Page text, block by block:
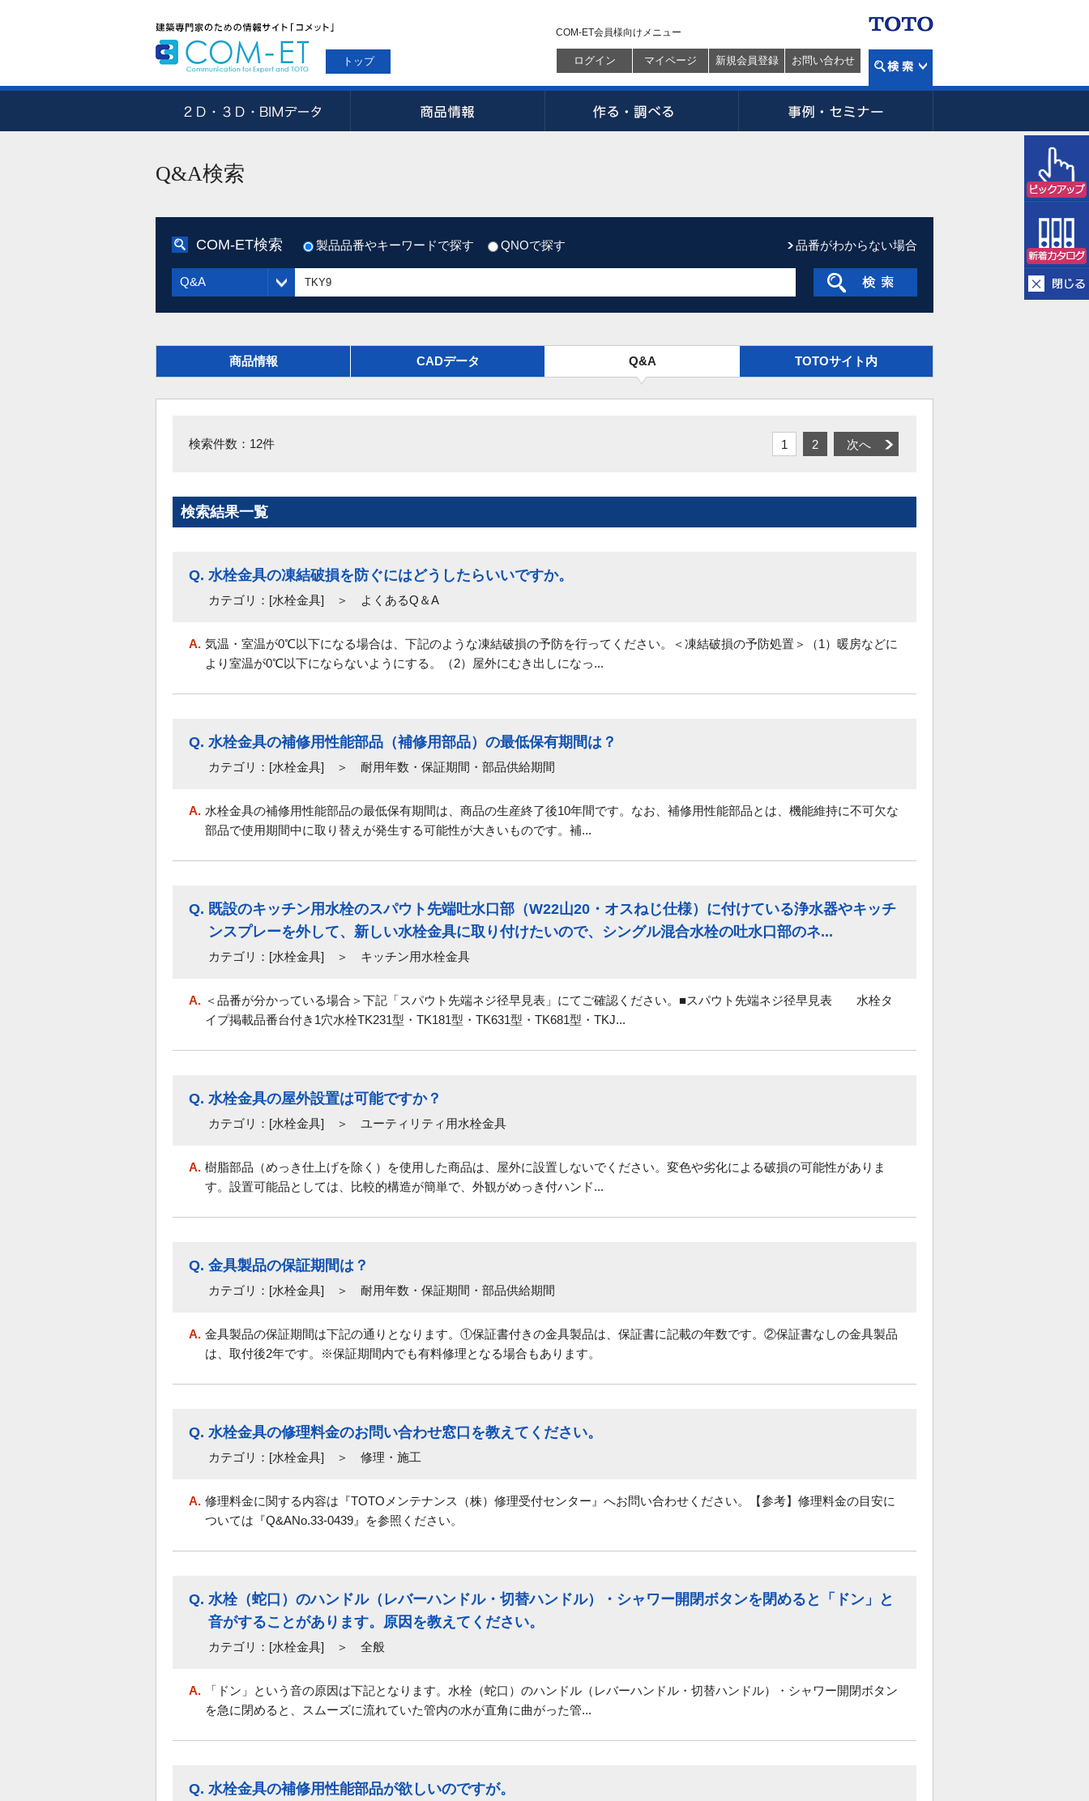
トップ
COM-ET会員様向けメニュー
ログイン マイページ 新規会員登録 お問い合わせ
Q&A検索
COM-ET検索 製品品番やキーワードで探す QNOで探す 品番がわからない場合
Q&A
商品情報 CADデータ Q&A TOTOサイト内
検索件数：12件 1 2 次へ
検索結果一覧
Q. 水栓金具の凍結破損を防ぐにはどうしたらいいですか。
カテゴリ：[水栓金具] ＞ よくあるQ＆A
A. 気温・室温が0℃以下になる場合は、下記のような凍結破損の予防を行ってください。＜凍結破損の予防処置＞（1）暖房などに
より室温が0℃以下にならないようにする。（2）屋外にむき出しになっ...
Q. 水栓金具の補修用性能部品（補修用部品）の最低保有期間は？
カテゴリ：[水栓金具] ＞ 耐用年数・保証期間・部品供給期間
A. 水栓金具の補修用性能部品の最低保有期間は、商品の生産終了後10年間です。なお、補修用性能部品とは、機能維持に不可欠な
部品で使用期間中に取り替えが発生する可能性が大きいものです。補...
Q. 既設のキッチン用水栓のスパウト先端吐水口部（W22山20・オスねじ仕様）に付けている浄水器やキッチ
ンスプレーを外して、新しい水栓金具に取り付けたいので、シングル混合水栓の吐水口部のネ...
カテゴリ：[水栓金具] ＞ キッチン用水栓金具
A. ＜品番が分かっている場合＞下記「スパウト先端ネジ径早見表」にてご確認ください。■スパウト先端ネジ径早見表 水栓タ
イプ掲載品番台付き1穴水栓TK231型・TK181型・TK631型・TK681型・TKJ...
Q. 水栓金具の屋外設置は可能ですか？
カテゴリ：[水栓金具] ＞ ユーティリティ用水栓金具
A. 樹脂部品（めっき仕上げを除く）を使用した商品は、屋外に設置しないでください。変色や劣化による破損の可能性がありま
す。設置可能品としては、比較的構造が簡単で、外観がめっき付ハンド...
Q. 金具製品の保証期間は？
カテゴリ：[水栓金具] ＞ 耐用年数・保証期間・部品供給期間
A. 金具製品の保証期間は下記の通りとなります。①保証書付きの金具製品は、保証書に記載の年数です。②保証書なしの金具製品
は、取付後2年です。※保証期間内でも有料修理となる場合もあります。
Q. 水栓金具の修理料金のお問い合わせ窓口を教えてください。
カテゴリ：[水栓金具] ＞ 修理・施工
A. 修理料金に関する内容は『TOTOメンテナンス（株）修理受付センター』へお問い合わせください。【参考】修理料金の目安に
ついては『Q&ANo.33-0439』を参照ください。
Q. 水栓（蛇口）のハンドル（レバーハンドル・切替ハンドル）・シャワー開閉ボタンを閉めると「ドン」と
音がすることがあります。原因を教えてください。
カテゴリ：[水栓金具] ＞ 全般
A.
「ドン」という音の原因は下記となります。水栓（蛇口）のハンドル（レバーハンドル・切替ハンドル）・シャワー開閉ボタン
を急に閉めると、スムーズに流れていた管内の水が直角に曲がった管...
Q. 水栓金具の補修用性能部品が欲しいのですが。